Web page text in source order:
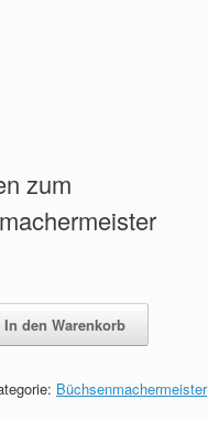
zum
In den Warenkorb
Büchsenmachermeister